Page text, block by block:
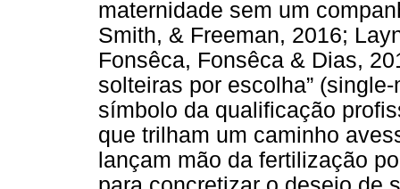
maternidade sem um
Smith, & Freeman, 2016;
Fonsêca, Fonsêca & Dias,
solteiras por escolha”
símbolo da qualificação
que trilham um caminho
lançam mão da fertilização